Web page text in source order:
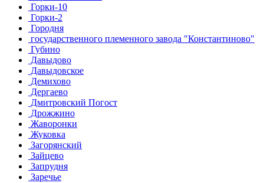
Горки-10
Горки-2
Городня
государственного племенного завода "Константиново"
Губино
Давыдово
Давыдовское
Демихово
Дергаево
Дмитровский Погост
Дрожжино
Жаворонки
Жуковка
Загорянский
Зайцево
Запрудня
Заречье